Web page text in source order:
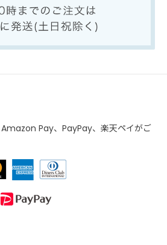
Pay、PayPay、楽天ペイがご